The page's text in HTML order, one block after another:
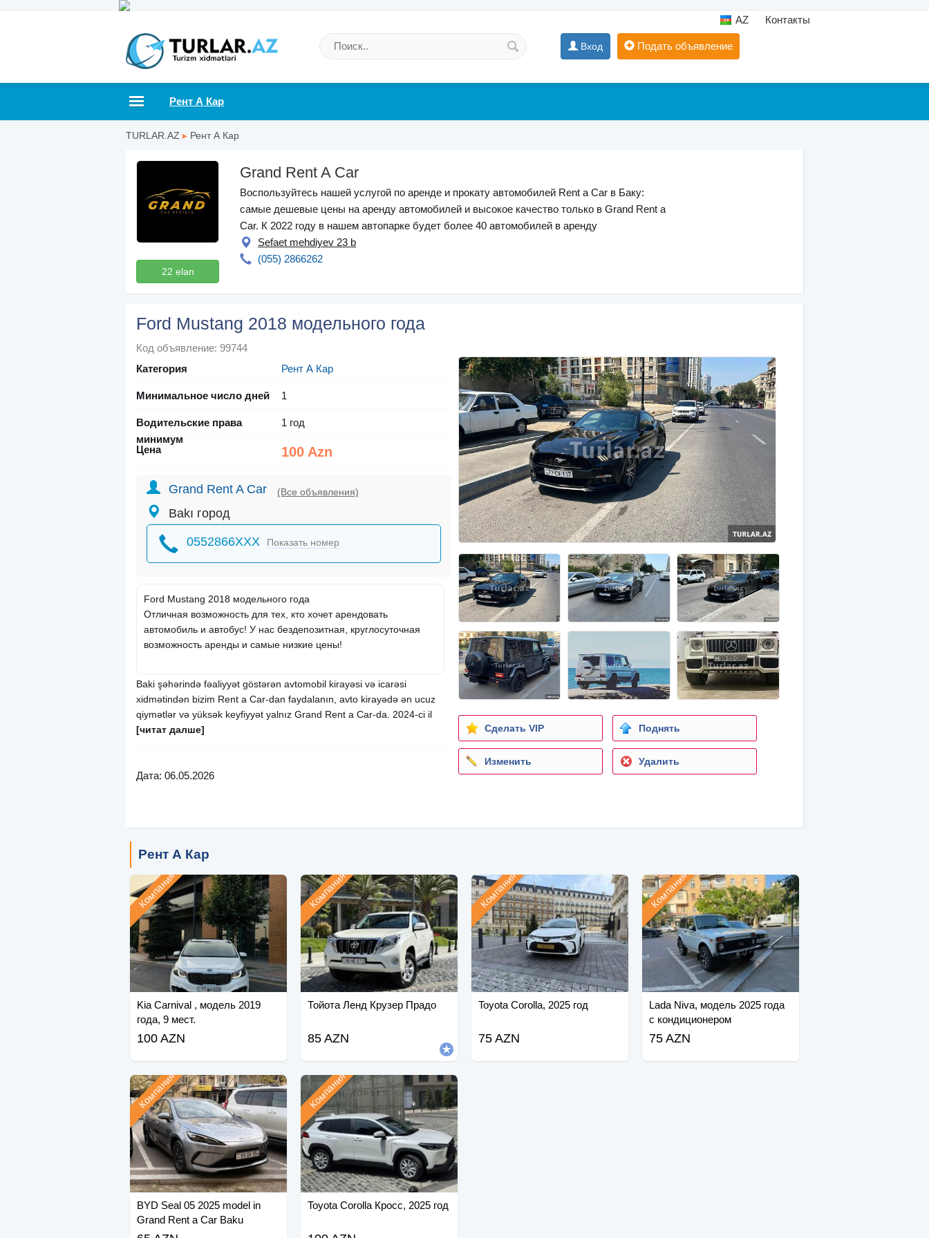
AZ Контакты
Вход Подать объявление
Рент А Кар
TURLAR.AZ ▸ Рент А Кар
22 elan
Grand Rent A Car
Воспользуйтесь нашей услугой по аренде и прокату автомобилей Rent a Car в Баку:
самые дешевые цены на аренду автомобилей и высокое качество только в Grand Rent a
Car. К 2022 году в нашем автопарке будет более 40 автомобилей в аренду
Sefaet mehdiyev 23 b
(055) 2866262
Ford Mustang 2018 модельного года
Код объявление: 99744
Категория
Рент А Кар
Минимальное число дней 1
Водительские права
минимум
1 год
Цена 100 Azn
Grand Rent A Car (Все объявления)
Bakı город
0552866XXX Показать номер
Ford Mustang 2018 модельного года
Отличная возможность для тех, кто хочет арендовать
автомобиль и автобус! У нас бездепозитная, круглосуточная
возможность аренды и самые низкие цены!
Baki şəhərində fəaliyyət göstərən avtomobil kirayəsi və icarəsi
xidmətindən bizim Rent a Car-dan faydalanın, avto kirayədə ən ucuz
qiymətlər və yüksək keyfiyyət yalnız Grand Rent a Car-da. 2024-ci il
[читат далше]
Дата: 06.05.2026
Сделать VIP Поднять
Изменить Удалить
Рент А Кар
Kia Carnival , модель 2019
года, 9 мест.
Компания
100 AZN
Тойота Ленд Крузер Прадо
Компания
85 AZN
Toyota Corolla, 2025 год
Компания
75 AZN
Lada Niva, модель 2025 года
с кондиционером
Компания
75 AZN
BYD Seal 05 2025 model in
Grand Rent a Car Baku
Компания
Toyota Corolla Кросс, 2025 год
Компания